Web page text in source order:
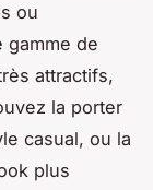
ou
gamme de
attractifs,
la porter
casual, ou la
plus